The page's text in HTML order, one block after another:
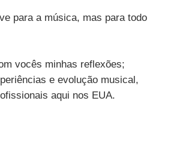
para a música, mas para todo
vocês minhas reflexões;
e evolução musical,
aqui nos EUA.